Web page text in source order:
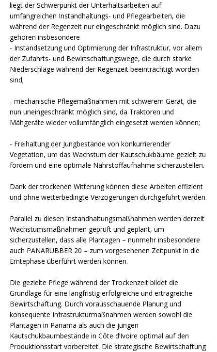
liegt der Schwerpunkt der Unterhaltsarbeiten auf
umfangreichen Instandhaltungs- und Pflegearbeiten, die
während der Regenzeit nur eingeschränkt möglich sind. Dazu
gehören insbesondere
- Instandsetzung und Optimierung der Infrastruktur, vor allem
der Zufahrts- und Bewirtschaftungswege, die durch starke
Niederschläge während der Regenzeit beeinträchtigt worden
sind;
- mechanische Pflegemaßnahmen mit schwerem Gerät, die
nun uneingeschränkt möglich sind, da Traktoren und
Mähgeräte wieder vollumfänglich eingesetzt werden können;
- Freihaltung der Jungbestände von konkurrierender
Vegetation, um das Wachstum der Kautschukbäume gezielt zu
fördern und eine optimale Nährstoffaufnahme sicherzustellen.
Dank der trockenen Witterung können diese Arbeiten effizient
und ohne wetterbedingte Verzögerungen durchgeführt werden.
Parallel zu diesen Instandhaltungsmaßnahmen werden derzeit
Wachstumsmaßnahmen geprüft und geplant, um
sicherzustellen, dass alle Plantagen – nunmehr insbesondere
auch PANARUBBER 20 – zum vorgesehenen Zeitpunkt in die
Erntephase überführt werden können.
Die gezielte Pflege während der Trockenzeit bildet die
Grundlage für eine langfristig erfolgreiche und ertragreiche
Bewirtschaftung. Durch vorausschauende Planung und
konsequente Infrastrukturmaßnahmen werden sowohl die
Plantagen in Panama als auch die jungen
Kautschukbaumbestände in Côte d’Ivoire optimal auf den
Produktionsstart vorbereitet. Die strategische Bewirtschaftung